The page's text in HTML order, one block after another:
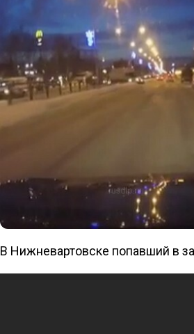
В Нижневартовске попавший в